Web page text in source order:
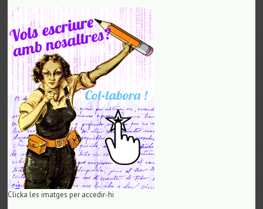
Clicka les imatges per accedir-hi